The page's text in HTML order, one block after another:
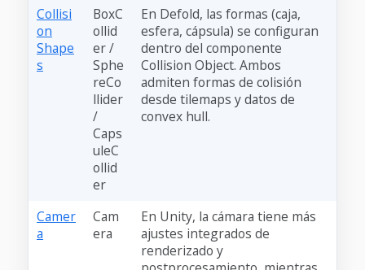
Collisi
on
Shape
s
BoxC
ollid
er /
Sphe
reCo
llider
/
Caps
uleC
ollid
er
En Defold, las formas (caja,
esfera, cápsula) se configuran
dentro del componente
Collision Object. Ambos
admiten formas de colisión
desde tilemaps y datos de
convex hull.
Camer
a
Cam
era
En Unity, la cámara tiene más
ajustes integrados de
renderizado y